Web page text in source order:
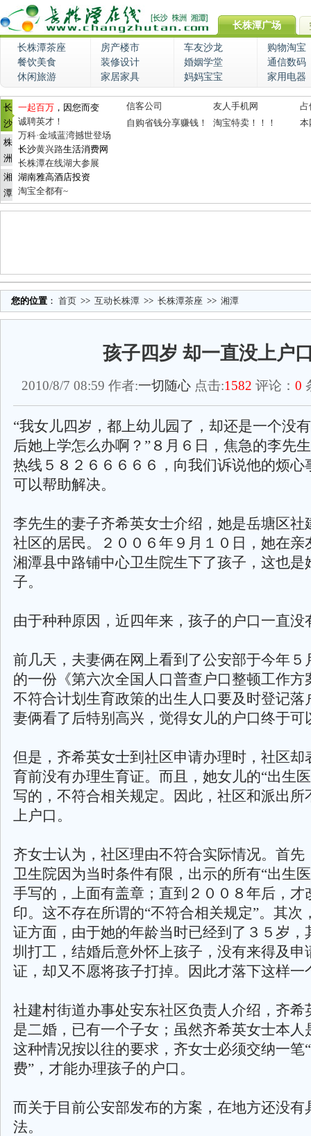
长株潭广场
长株潭茶座 房产楼市 车友沙龙
购物淘宝
餐饮美食
装修设计 婚姻学堂
通信数码
休闲旅游
家居家具 妈妈宝宝 家用电器
长
沙
株
洲
湘
潭
一起百万 ，因您而变
诚聘英才！
万科·金域蓝湾撼世登场
长沙黄兴路生活消费网
长株潭在线湖大参展
湖南雅高酒店投资
淘宝全都有~
信客公司 友人手机网
占
自购省钱分享赚钱！
淘宝特卖！！！ 本
您的位置 ： 首页 >> 互动长株潭 >> 长株潭茶座 >> 湘潭
孩子四岁 却一直没上户
2010/8/7 08:59 作者:一切随心 点击:1582 评论： 0
“我女儿四岁，都上幼儿园了，却还是一个没
后她上学怎么办啊？”８月６日，焦急的李先
热线５８２６６６６６，向我们诉说他的烦心
可以帮助解决。
李先生的妻子齐希英女士介绍，她是岳塘区社
社区的居民。２００６年９月１０日，她在
湘潭县中路铺中心卫生院生下了孩子，这也是
子。
由于种种原因，近四年来，孩子的户口一直没
前几天，夫妻俩在网上看到了公安部于今年５
的一份《第六次全国人口普查户口整顿工作方
不符合计划生育政策的出生人口要及时登记落
妻俩看了后特别高兴，觉得女儿的户口终于可
但是，齐希英女士到社区申请办理时，社区却
育前没有办理生育证。而且，她女儿的“出生
写的，不符合相关规定。因此，社区和派出所
上户口。
齐女士认为，社区理由不符合实际情况。首先
卫生院因为当时条件有限，出示的所有“出生
手写的，上面有盖章；直到２００８年后，才
印。这不存在所谓的“不符合相关规定”。其次
证方面，由于她的年龄当时已经到了３５岁，
圳打工，结婚后意外怀上孩子，没有来得及申
证，却又不愿将孩子打掉。因此才落下这样一
社建村街道办事处安东社区负责人介绍，齐希
是二婚，已有一个子女；虽然齐希英女士本人
这种情况按以往的要求，齐女士必须交纳一笔
费”，才能办理孩子的户口。
而关于目前公安部发布的方案，在地方还没有
法。